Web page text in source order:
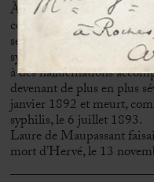
À l’écriture de cette
compagnie de sa mère
septembre pour se rendre
syphilis montraient leur
à des hallucinations
devenant de plus en plus
janvier 1892 et meurt,
syphilis, le 6 juillet 1893.
Laure de Maupassant
mort d’Hervé, le 13